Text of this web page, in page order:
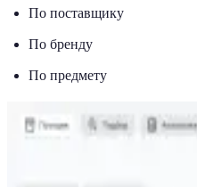
По поставщику
По бренду
По предмету